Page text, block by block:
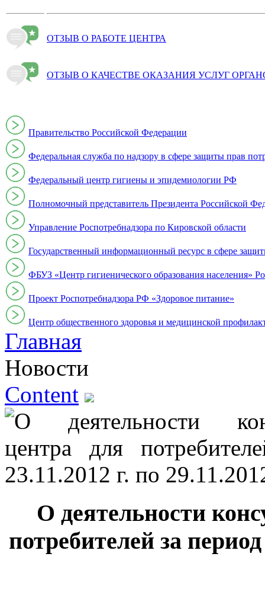
ОТЗЫВ О РАБОТЕ ЦЕНТРА
ОТЗЫВ О КАЧЕСТВЕ ОКАЗАНИЯ УСЛУГ
Правительство Российской Федерации
Федеральная служба по надзору в сфере защиты прав
Федеральный центр гигиены и эпидемиологии РФ
Полномочный представитель Президента Российской
Управление Роспотребнадзора по Кировской области
Государственный информационный ресурс в сфере
ФБУЗ «Центр гигиенического образования населения»
Проект Роспотребнадзора РФ «Здоровое питание»
Центр общественного здоровья и медицинской
Главная
Новости
Content
О деятельности
потребителей за